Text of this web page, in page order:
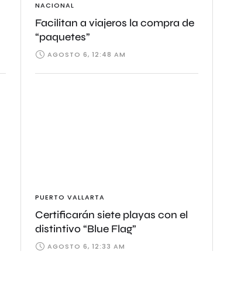
NACIONAL
Facilitan a viajeros la compra de
“paquetes”
AGOSTO 6, 12:48 AM
PUERTO VALLARTA
Certificarán siete playas con el
distintivo “Blue Flag”
AGOSTO 6, 12:33 AM